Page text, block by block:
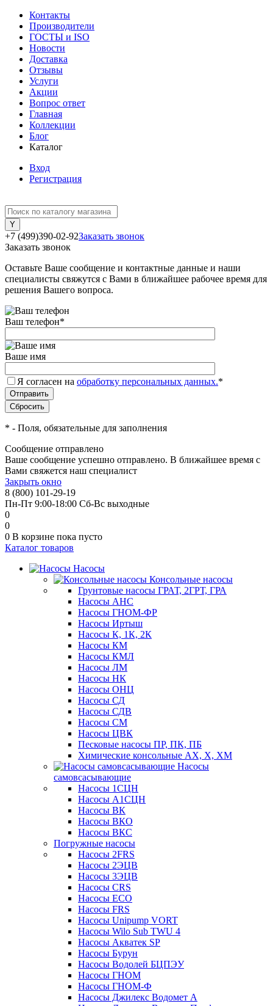
Контакты
Производители
ГОСТЫ и ISO
Новости
Доставка
Отзывы
Услуги
Акции
Вопрос ответ
Главная
Коллекции
Блог
Каталог
Вход
Регистрация
+7 (499)390-02-92Заказать звонок
Заказать звонок
Оставьте Ваше сообщение и контактные данные и наши
специалисты свяжутся с Вами в ближайшее рабочее время для
решения Вашего вопроса.
Ваш телефон*
Ваше имя
Я согласен на обработку персональных данных.*
* - Поля, обязательные для заполнения
Сообщение отправлено
Ваше сообщение успешно отправлено. В ближайшее время с
Вами свяжется наш специалист
Закрыть окно
8 (800) 101-29-19
Пн-Пт 9:00-18:00 Сб-Вс выходные
0
0
0 В корзине пока пусто
Каталог товаров
Насосы
Консольные насосы
Грунтовые насосы ГРАТ, 2ГРТ, ГРА
Насосы АНС
Насосы ГНОМ-ФР
Насосы Иртыш
Насосы К, 1К, 2К
Насосы КМ
Насосы КМЛ
Насосы ЛМ
Насосы НК
Насосы ОНЦ
Насосы СД
Насосы СДВ
Насосы СМ
Насосы ЦВК
Песковые насосы ПР, ПК, ПБ
Химические консольные АХ, Х, ХМ
Насосы
самовсасывающие
Насосы 1СЦН
Насосы А1СЦН
Насосы ВК
Насосы ВКО
Насосы ВКС
Погружные насосы
Насосы 2FRS
Насосы 2ЭЦВ
Насосы 3ЭЦВ
Насосы CRS
Насосы ECO
Насосы FRS
Насосы Unipump VORT
Насосы Wilo Sub TWU 4
Насосы Акватек SP
Насосы Бурун
Насосы Водолей БЦПЭУ
Насосы ГНОМ
Насосы ГНОМ-Ф
Насосы Джилекс Водомет А